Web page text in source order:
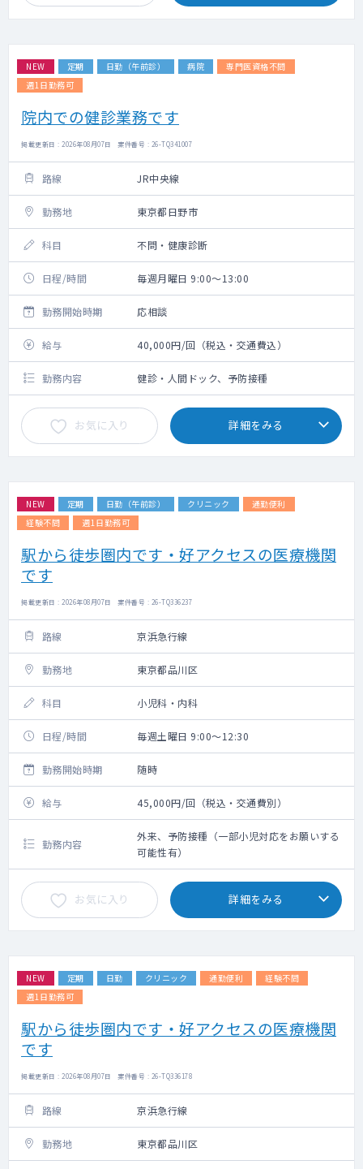
NEW 定期 日勤（午前診） 病院
専門医資格不問
週1日勤務可
院内での健診業務です
掲載更新日 : 2026年08月07日 案件番号 : 26-TQ341007
路線 JR中央線
勤務地 東京都日野市
科目 不問・健康診断
日程/時間 毎週月曜日 9:00～13:00
勤務開始時期 応相談
給与 40,000円/回（税込・交通費込）
勤務内容 健診・人間ドック、予防接種
お気に入り 詳細をみる
NEW 定期 日勤（午前診） クリニック
通勤便利
経験不問
週1日勤務可
駅から徒歩圏内です・好アクセスの医療機関
です
掲載更新日 : 2026年08月07日 案件番号 : 26-TQ336237
路線 京浜急行線
勤務地 東京都品川区
科目 小児科・内科
日程/時間 毎週土曜日 9:00～12:30
勤務開始時期 随時
給与 45,000円/回（税込・交通費別）
勤務内容
外来、予防接種（一部小児対応をお願いする
可能性有）
お気に入り 詳細をみる
NEW 定期 日勤 クリニック 通勤便利
経験不問
週1日勤務可
駅から徒歩圏内です・好アクセスの医療機関
です
掲載更新日 : 2026年08月07日 案件番号 : 26-TQ336178
路線 京浜急行線
勤務地 東京都品川区